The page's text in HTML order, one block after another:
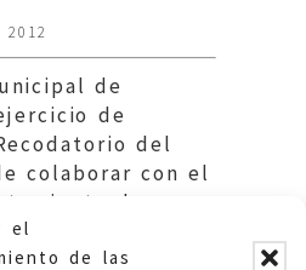
el
de las
de
de
del
colaborar con el
de